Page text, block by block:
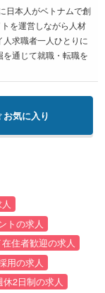
日本人がベトナムで創
を運営しながら人材
求職者一人ひとりに
通じて就職・転職を
お気に入り
トの求人
在住者歓迎の求人
用の求人
休2日制の求人